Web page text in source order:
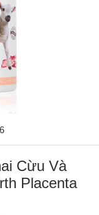
Cừu Và
Placenta